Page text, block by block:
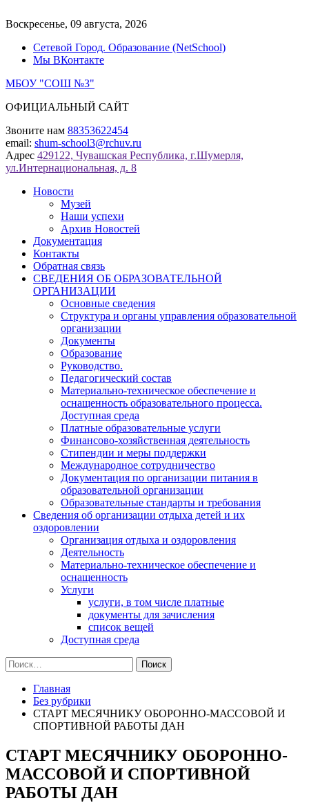
к
Воскресенье, 09 августа, 2026
Сетевой Город. Образование (NetSchool)
Мы ВКонтакте
МБОУ "СОШ №3"
ОФИЦИАЛЬНЫЙ САЙТ
Звоните нам 88353622454
email: shum-school3@rchuv.ru
Адрес 429122, Чувашская Республика, г.Шумерля,
ул.Интернациональная, д. 8
Новости
Музей
Наши успехи
Архив Новостей
Документация
Контакты
Обратная связь
СВЕДЕНИЯ ОБ ОБРАЗОВАТЕЛЬНОЙ
ОРГАНИЗАЦИИ
Основные сведения
Структура и органы управления образовательной
организации
Документы
Образование
Руководство.
Педагогический состав
Материально-техническое обеспечение и
оснащенность образовательного процесса.
Доступная среда
Платные образовательные услуги
Финансово-хозяйственная деятельность
Стипендии и меры поддержки
Международное сотрудничество
Документация по организации питания в
образовательной организации
Образовательные стандарты и требования
Сведения об организации отдыха детей и их
оздоровлении
Организация отдыха и оздоровления
Деятельность
Материально-техническое обеспечение и
оснащенность
Услуги
услуги, в том числе платные
документы для зачисления
список вещей
Доступная среда
Найти:
Главная
Без рубрики
СТАРТ МЕСЯЧНИКУ ОБОРОННО-МАССОВОЙ И
СПОРТИВНОЙ РАБОТЫ ДАН
СТАРТ МЕСЯЧНИКУ ОБОРОННО-
МАССОВОЙ И СПОРТИВНОЙ
РАБОТЫ ДАН